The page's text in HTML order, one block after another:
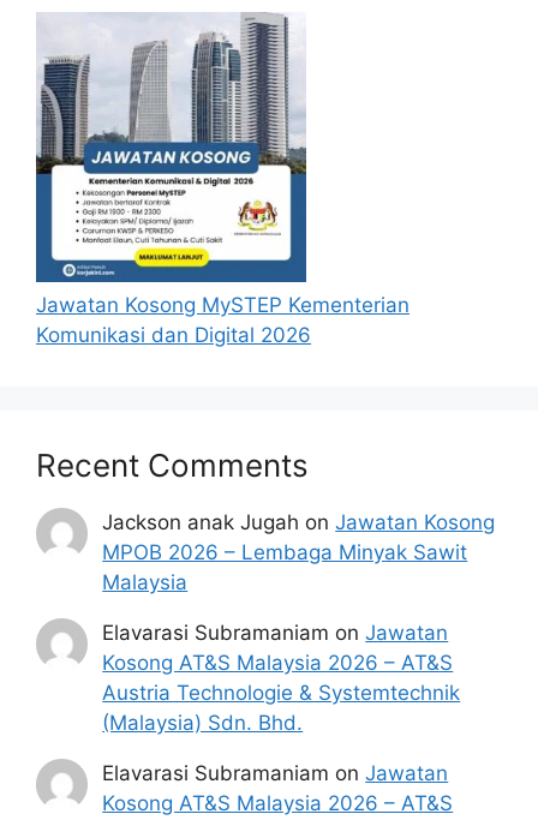
Jawatan Kosong MySTEP Kementerian
Komunikasi dan Digital 2026
Recent Comments
Jackson anak Jugah onJawatan Kosong
MPOB 2026 – Lembaga Minyak Sawit
Malaysia
Elavarasi Subramaniam onJawatan
Kosong AT&S Malaysia 2026 – AT&S
Austria Technologie & Systemtechnik
(Malaysia) Sdn. Bhd.
Elavarasi Subramaniam onJawatan
Kosong AT&S Malaysia 2026 – AT&S